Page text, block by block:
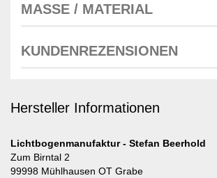
MASSE / MATERIAL
KUNDENREZENSIONEN
Hersteller Informationen
Lichtbogenmanufaktur - Stefan Beerhold
Zum Birntal 2
99998 Mühlhausen OT Grabe